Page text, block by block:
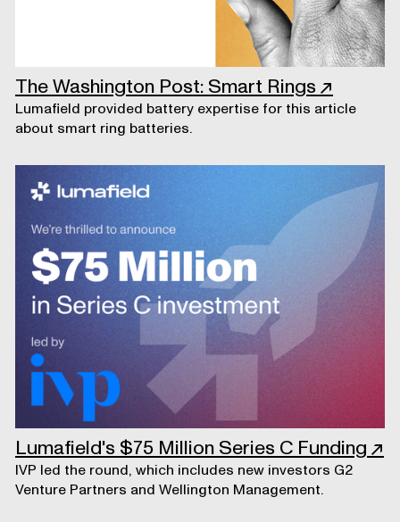
The Washington Post: Smart Rings↗
Lumafield provided battery expertise for this article
about smart ring batteries.
Lumafield's $75 Million Series C Funding ↗
IVP led the round, which includes new investors G2
Venture Partners and Wellington Management.